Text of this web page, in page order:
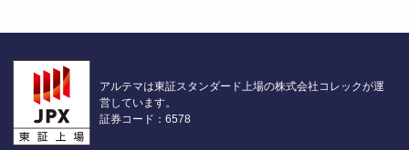
アルテマは東証スタンダード上場の株式会社コレックが運
営しています。
証券コード：6578